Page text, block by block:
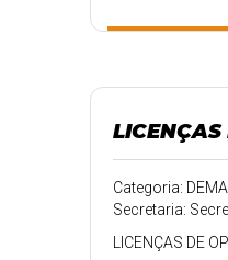
Categoria: DEMA
Secretaria:
LICENÇAS DE